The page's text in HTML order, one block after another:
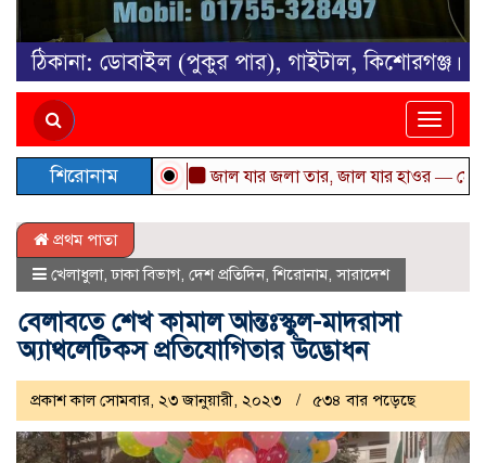
Toggle
শিরোনাম জাল যার জলা তার, জাল যার হাওর — মোহাম্মদ
প্রথম পাতা
খেলাধুলা,ঢাকা বিভাগ, দেশ প্রতিদিন,শিরোনাম,সারাদেশ
বেলাবতে শেখ কামাল আন্তঃস্কুল-মাদরাসা
অ্যাথলেটিকস প্রতিযোগিতার উদ্ভোধন
প্রকাশ কাল সোমবার, ২৩ জানুয়ারী, ২০২৩ ৫৩৪ বার পড়েছে